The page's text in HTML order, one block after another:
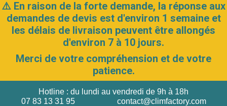
⚠️ En raison de la forte demande, la réponse aux
demandes de devis est d'environ 1 semaine et
les délais de livraison peuvent être allongés
d'environ 7 à 10 jours.
Merci de votre compréhension et de votre
patience.
07 83 13 31 95
Hotline : du lundi au vendredi de 9h à 18h
contact@climfactory.com